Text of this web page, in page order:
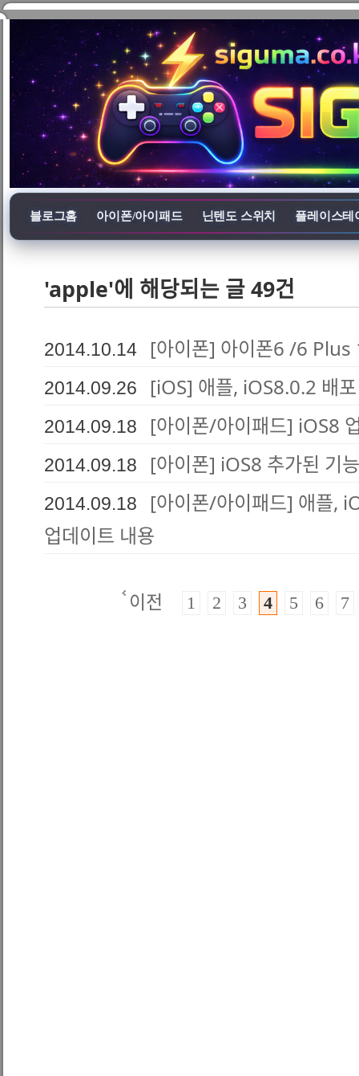
블로그홈 아이폰/아이패드 닌텐도 스위치 플레이스테
'apple'에 해당되는 글 49건
2014.10.14 [아이폰] 아이폰6 /6 Plus
2014.09.26 [iOS] 애플, iOS8.0.2 배
2014.09.18 [아이폰/아이패드] iOS8
2014.09.18 [아이폰] iOS8 추가된 기
2014.09.18
[아이폰/아이패드] 애플,
업데이트 내용
이전 1 2 3 4 5 6 7